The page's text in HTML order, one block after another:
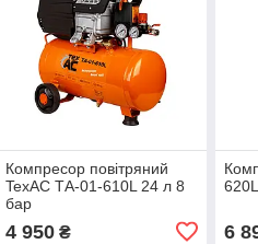
Компресор повітряний
TexAC ТА-01-610L 24 л 8
бар
4 950₴ 6